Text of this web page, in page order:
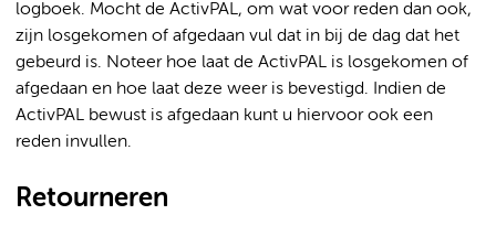
logboek. Mocht de ActivPAL, om wat voor reden dan ook,
zijn losgekomen of afgedaan vul dat in bij de dag dat het
gebeurd is. Noteer hoe laat de ActivPAL is losgekomen of
afgedaan en hoe laat deze weer is bevestigd. Indien de
ActivPAL bewust is afgedaan kunt u hiervoor ook een
reden invullen.
Retourneren